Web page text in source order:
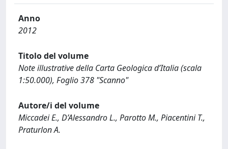
Anno
2012
Titolo del volume
Note illustrative della Carta Geologica d’Italia (scala
1:50.000), Foglio 378 "Scanno"
Autore/i del volume
Miccadei E., D’Alessandro L., Parotto M., Piacentini T.,
Praturlon A.